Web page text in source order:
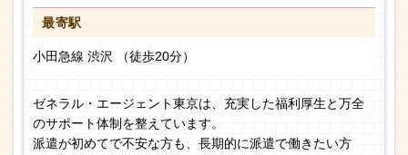
最寄駅
小田急線 渋沢 （徒歩20分）
ゼネラル・エージェント東京は、充実した福利厚生と万全
のサポート体制を整えています。
派遣が初めてで不安な方も、長期的に派遣で働きたい方